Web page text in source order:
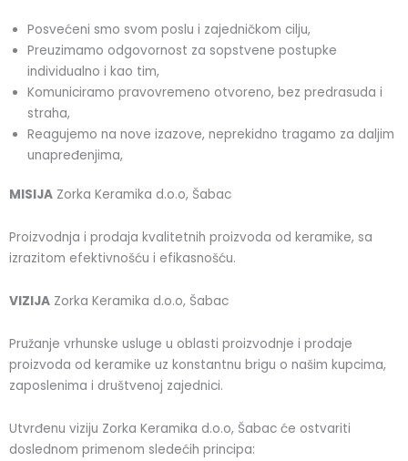
Posvećeni smo svom poslu i zajedničkom cilju,
Preuzimamo odgovornost za sopstvene postupke
individualno i kao tim,
Komuniciramo pravovremeno otvoreno, bez predrasuda i
straha,
Reagujemo na nove izazove, neprekidno tragamo za daljim
unapređenjima,
MISIJA Zorka Keramika d.o.o, Šabac
Proizvodnja i prodaja kvalitetnih proizvoda od keramike, sa
izrazitom efektivnošću i efikasnošću.
VIZIJA Zorka Keramika d.o.o, Šabac
Pružanje vrhunske usluge u oblasti proizvodnje i prodaje
proizvoda od keramike uz konstantnu brigu o našim kupcima,
zaposlenima i društvenoj zajednici.
Utvrđenu viziju Zorka Keramika d.o.o, Šabac će ostvariti
doslednom primenom sledećih principa: